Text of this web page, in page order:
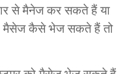
से मैनेज कर सकते हैं या
मैसेज कैसे भेज सकते हैं तो